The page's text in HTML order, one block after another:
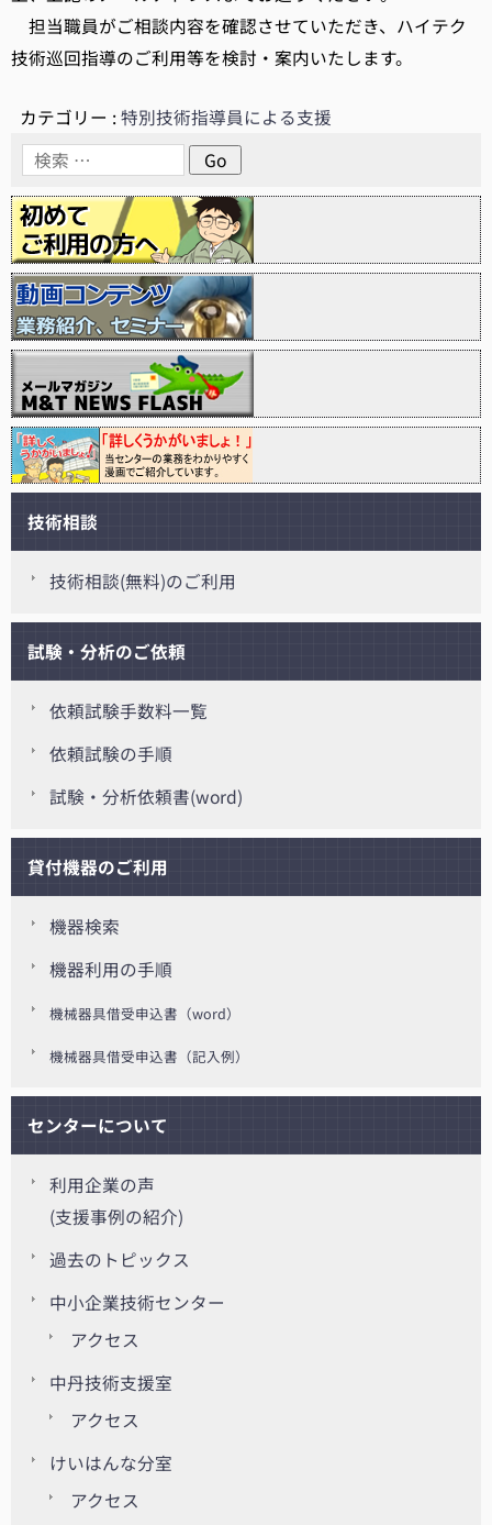
担当職員がご相談内容を確認させていただき、ハイテク
技術巡回指導のご利用等を検討・案内いたします。
カテゴリー :特別技術指導員による支援
技術相談
技術相談(無料)のご利用
試験・分析のご依頼
依頼試験手数料一覧
依頼試験の手順
試験・分析依頼書(word)
貸付機器のご利用
機器検索
機器利用の手順
機械器具借受申込書（word）
機械器具借受申込書（記入例）
センターについて
利用企業の声
(支援事例の紹介)
過去のトピックス
中小企業技術センター
アクセス
中丹技術支援室
アクセス
けいはんな分室
アクセス